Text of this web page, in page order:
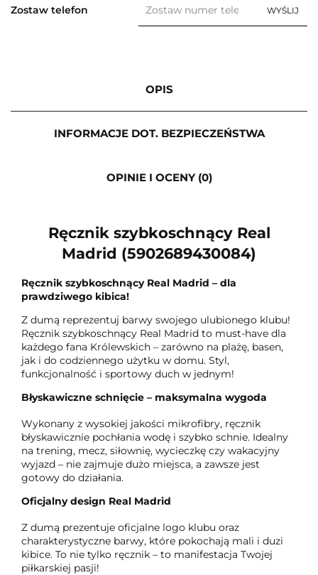
Zostaw telefon WYŚLIJ
OPIS
INFORMACJE DOT. BEZPIECZEŃSTWA
OPINIE I OCENY (0)
Ręcznik szybkoschnący Real
Madrid (5902689430084)
Ręcznik szybkoschnący Real Madrid – dla
prawdziwego kibica!
Z dumą reprezentuj barwy swojego ulubionego klubu!
Ręcznik szybkoschnący Real Madrid to must-have dla
każdego fana Królewskich – zarówno na plażę, basen,
jak i do codziennego użytku w domu. Styl,
funkcjonalność i sportowy duch w jednym!
Błyskawiczne schnięcie – maksymalna wygoda
Wykonany z wysokiej jakości mikrofibry, ręcznik
błyskawicznie pochłania wodę i szybko schnie. Idealny
na trening, mecz, siłownię, wycieczkę czy wakacyjny
wyjazd – nie zajmuje dużo miejsca, a zawsze jest
gotowy do działania.
Oficjalny design Real Madrid
Z dumą prezentuje oficjalne logo klubu oraz
charakterystyczne barwy, które pokochają mali i duzi
kibice. To nie tylko ręcznik – to manifestacja Twojej
piłkarskiej pasji!